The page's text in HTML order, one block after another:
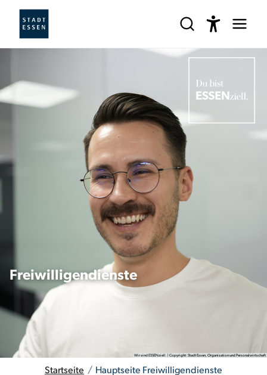
Wir sind ESSENziell. | Copyright: Stadt Essen, Organisation und Personalwirtschaft
Freiwilligendienste
Startseite / Hauptseite Freiwilligendienste